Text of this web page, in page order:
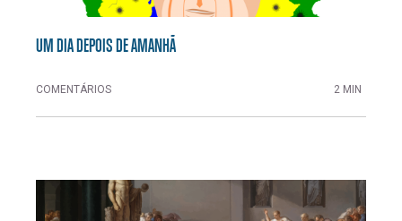
UM DIA DEPOIS DE AMANHÃ
COMENTÁRIOS 2 MIN